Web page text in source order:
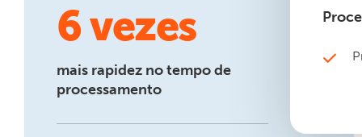
6 vezes
mais rapidez no tempo de
processamento